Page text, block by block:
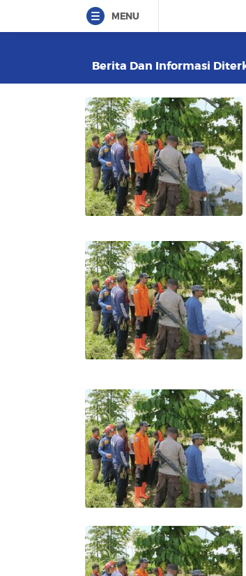
MENU
Berita Dan Informasi